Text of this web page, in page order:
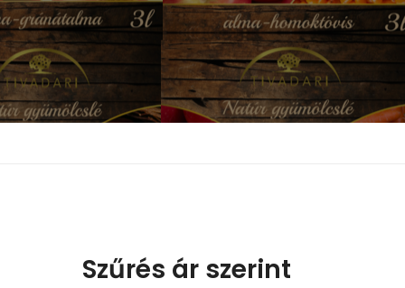
Szűrés ár szerint